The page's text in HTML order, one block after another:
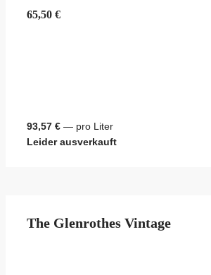
65,50 €
93,57 € — pro Liter
Leider ausverkauft
The Glenrothes Vintage